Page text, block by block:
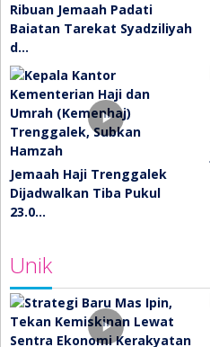
Ribuan Jemaah Padati
Baiatan Tarekat Syadziliyah
d…
Jemaah Haji Trenggalek
Dijadwalkan Tiba Pukul
23.0…
Unik